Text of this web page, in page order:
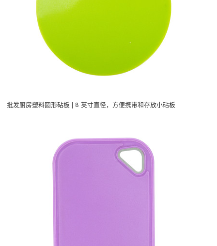
批发厨房塑料圆形砧板 | 8 英寸直径，方便携带和存放小砧板